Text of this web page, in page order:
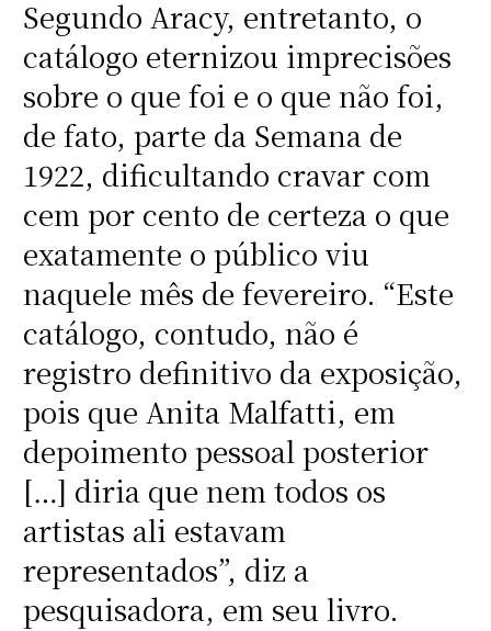
Segundo Aracy, entretanto, o
catálogo eternizou imprecisões
sobre o que foi e o que não foi,
de fato, parte da Semana de
1922, dificultando cravar com
cem por cento de certeza o que
exatamente o público viu
naquele mês de fevereiro. “Este
catálogo, contudo, não é
registro definitivo da exposição,
pois que Anita Malfatti, em
depoimento pessoal posterior
[…] diria que nem todos os
artistas ali estavam
representados”, diz a
pesquisadora, em seu livro.